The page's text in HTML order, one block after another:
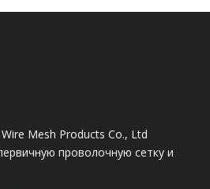
Mesh Products Co., Ltd
проволочную сетку и